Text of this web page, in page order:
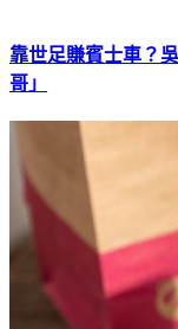
靠世足賺賓士車？
哥」